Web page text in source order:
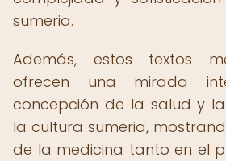
sumeria.
Además, estos textos
ofrecen una mirada
concepción de la salud y
la cultura sumeria,
de la medicina tanto en el